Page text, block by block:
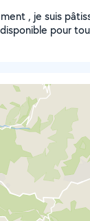
, je suis
pour